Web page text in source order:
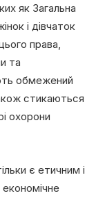
як Загальна
і дівчаток
права,
та
обмежений
стикаються
охорони
є етичним і